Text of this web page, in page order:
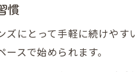
メンズが実感しやすい
慣
にとって手軽に続けや
スで始められます。